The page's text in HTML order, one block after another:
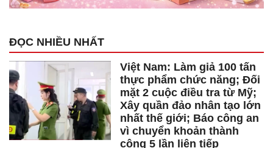
ĐỌC NHIỀU NHẤT
Việt Nam: Làm giả 100 tấn
thực phẩm chức năng; Đối
mặt 2 cuộc điều tra từ Mỹ;
Xây quần đảo nhân tạo lớn
nhất thế giới; Báo công an
vì chuyển khoản thành
công 5 lần liên tiếp